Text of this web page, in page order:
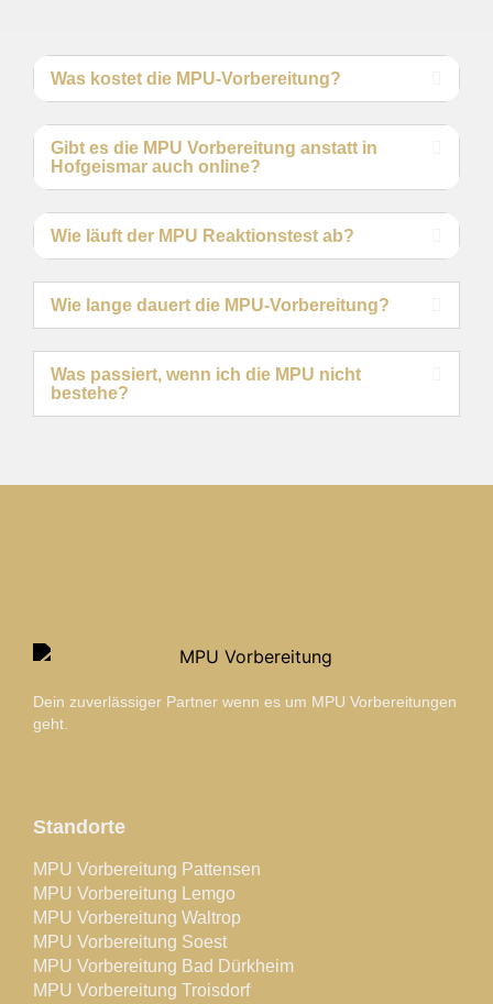
Was kostet die MPU-Vorbereitung?
Gibt es die MPU Vorbereitung anstatt in
Hofgeismar auch online?
Wie läuft der MPU Reaktionstest ab?
Wie lange dauert die MPU-Vorbereitung?
Was passiert, wenn ich die MPU nicht
bestehe?
Dein zuverlässiger Partner wenn es um MPU Vorbereitungen
geht.
Standorte
MPU Vorbereitung Pattensen
MPU Vorbereitung Lemgo
MPU Vorbereitung Waltrop
MPU Vorbereitung Soest
MPU Vorbereitung Bad Dürkheim
MPU Vorbereitung Troisdorf